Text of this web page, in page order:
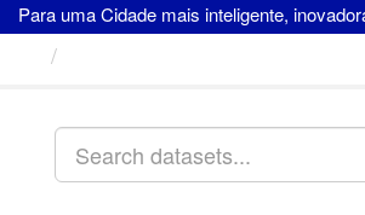
Para uma Cidade mais inteligente,